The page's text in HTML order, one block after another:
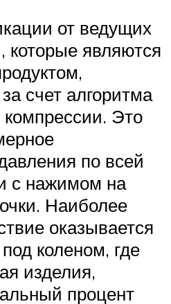
от ведущих
которые являются
счет алгоритма
компрессии. Это
по всей
с нажимом на
Наиболее
оказывается
коленом, где
изделия,
процент